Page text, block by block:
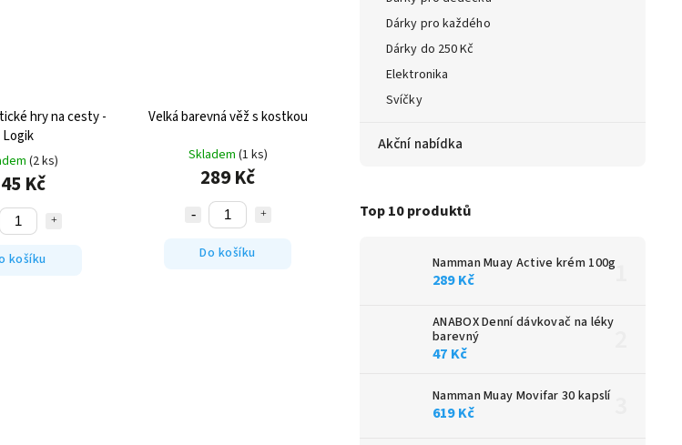
Dárky pro každého
Dárky do 250 Kč
Elektronika
Svíčky
Akční nabídka
Top 10 produktů
Namman Muay Active krém 100g
289 Kč
ANABOX Denní dávkovač na léky
barevný
47 Kč
Namman Muay Movifar 30 kapslí
619 Kč
hry na cesty -
Logik
(2 ks)
Kč
košíku
Velká barevná věž s kostkou
Skladem (1 ks)
289 Kč
Do košíku